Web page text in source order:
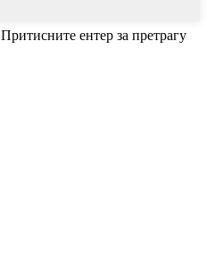
Притисните ентер за претрагу